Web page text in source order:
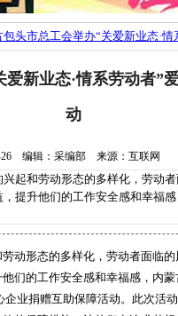
包头市总工会举办“关爱新业态·
新业态·情系劳动者”
动
26 编辑：采编部 来源：互联网
和劳动形态的多样化，劳动者
提升他们的工作安全感和幸福
动形态的多样化，劳动者面临
们的工作安全感和幸福感，内
企业捐赠互助保障活动。此次活